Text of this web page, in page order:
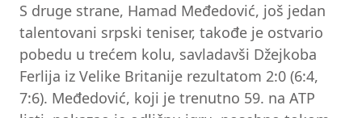
S druge strane, Hamad Međedović, još jedan
talentovani srpski teniser, takođe je ostvario
pobedu u trećem kolu, savladavši Džejkoba
Ferlija iz Velike Britanije rezultatom 2:0 (6:4,
7:6). Međedović, koji je trenutno 59. na ATP